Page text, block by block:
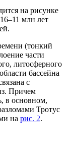
на рисунке
млн лет
(тонкий
части
литосферного
бассейна
с
Причем
в основном,
Тротус
на рис. 2.